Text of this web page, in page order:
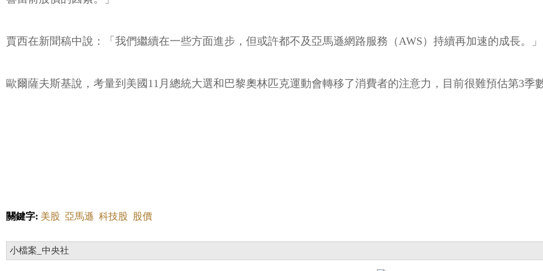
賈西在新聞稿中說：「我們繼續在一些方面進步，但或許都不及亞馬遜網路服務（AWS）持續再加速的成長。」
歐爾薩夫斯基說，考量到美國11月總統大選和巴黎奧林匹克運動會轉移了消費者的注意力，目前很難預估第3季
關鍵字: 美股 亞馬遜 科技股 股價
小檔案_中央社